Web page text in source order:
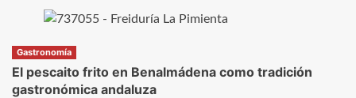
Gastronomía
El pescaito frito en Benalmádena como tradición
gastronómica andaluza